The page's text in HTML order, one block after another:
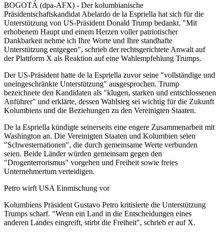
BOGOTÁ (dpa-AFX) - Der kolumbianische
Präsidentschaftskandidat Abelardo de la Espriella hat sich für die
Unterstützung von US-Präsident Donald Trump bedankt. "Mit
erhobenem Haupt und einem Herzen voller patriotischer
Dankbarkeit nehme ich Ihre Worte und Ihre standhafte
Unterstützung entgegen", schrieb der rechtsgerichtete Anwalt auf
der Plattform X als Reaktion auf eine Wahlempfehlung Trumps.
Der US-Präsident hatte de la Espriella zuvor seine "vollständige und
uneingeschränkte Unterstützung" ausgesprochen. Trump
bezeichnete den Kandidaten als "klugen, starken und entschlossenen
Anführer" und erklärte, dessen Wahlsieg sei wichtig für die Zukunft
Kolumbiens und die Beziehungen zu den Vereinigten Staaten.
De la Espriella kündigte seinerseits eine engere Zusammenarbeit mit
Washington an. Die Vereinigten Staaten und Kolumbien seien
"Schwesternationen", die durch gemeinsame Werte verbunden
seien. Beide Länder würden gemeinsam gegen den
"Drogenterrorismus" vorgehen und Freiheit sowie freies
Unternehmertum verteidigen.
Petro wirft USA Einmischung vor
Kolumbiens Präsident Gustavo Petro kritisierte die Unterstützung
Trumps scharf. "Wenn ein Land in die Entscheidungen eines
anderen Landes eingreift, stirbt die Freiheit", schrieb er auf X.